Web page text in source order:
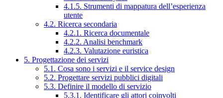
4.1.5. Strumenti di mappatura dell’esperienza
utente
4.2. Ricerca secondaria
4.2.1. Ricerca documentale
4.2.2. Analisi benchmark
4.2.3. Valutazione euristica
5. Progettazione dei servizi
5.1. Cosa sono i servizi e il service design
5.2. Progettare servizi pubblici digitali
5.3. Definire il modello di servizio
5.3.1. Identificare gli attori coinvolti